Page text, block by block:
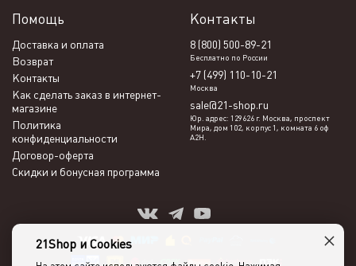
Помощь
Доставка и оплата
Возврат
Контакты
Как сделать заказ в интернет-
магазине
Политика
конфиденциальности
Договор-оферта
Скидки и бонусная программа
Контакты
8 (800) 500-89-21
Бесплатно по России
+7 (499) 110-10-21
Москва
sale@21-shop.ru
Юр. адрес: 129626 г. Москва, проспект
Мира, дом 102, корпус 1, комната 6 оф
А2Н.
21Shop и Cookies ×